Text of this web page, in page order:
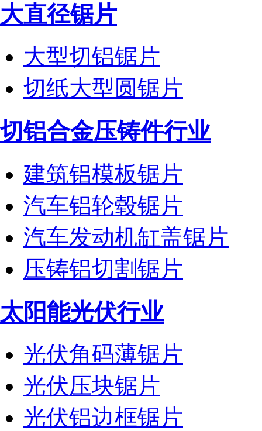
大直径锯片
大型切铝锯片
切纸大型圆锯片
切铝合金压铸件行业
建筑铝模板锯片
汽车铝轮毂锯片
汽车发动机缸盖锯片
压铸铝切割锯片
太阳能光伏行业
光伏角码薄锯片
光伏压块锯片
光伏铝边框锯片